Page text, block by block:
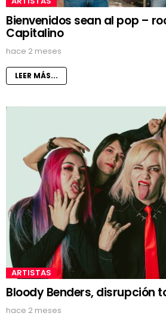
Bienvenidos sean al pop –
Capitalino
hace 2 meses
LEER MÁS...
ARTISTAS
Bloody Benders, disrupción
hace 2 meses